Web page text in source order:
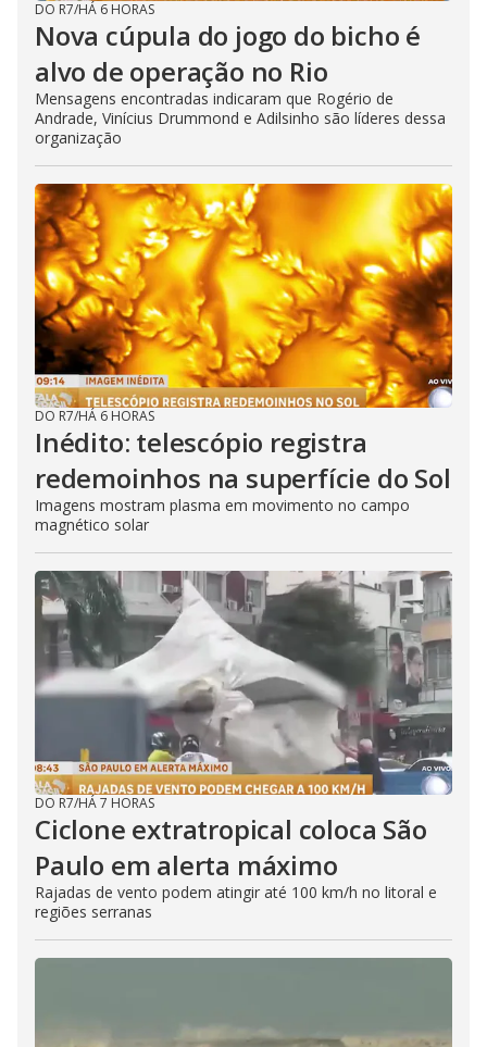
DO R7/HÁ 6 HORAS
Nova cúpula do jogo do bicho é
alvo de operação no Rio
Mensagens encontradas indicaram que Rogério de
Andrade, Vinícius Drummond e Adilsinho são líderes dessa
organização
DO R7/HÁ 6 HORAS
Inédito: telescópio registra
redemoinhos na superfície do Sol
Imagens mostram plasma em movimento no campo
magnético solar
DO R7/HÁ 7 HORAS
Ciclone extratropical coloca São
Paulo em alerta máximo
Rajadas de vento podem atingir até 100 km/h no litoral e
regiões serranas